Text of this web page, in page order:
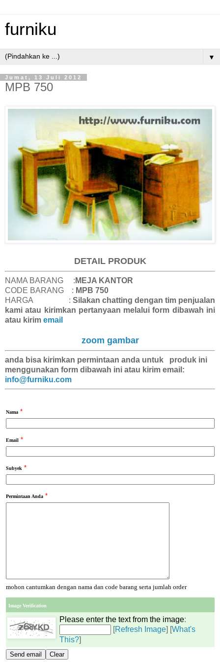
furniku
▼
Jumat, 13 Juli 2012
MPB 750
DETAIL PRODUK
NAMA BARANG : MEJA KANTOR
CODE BARANG : MPB 750
HARGA : Silakan chatting dengan tim penjualan
kami atau kirimkan pertanyaan melalui form dibawah ini
atau kirim email
zoom gambar
anda bisa kirimkan permintaan anda untuk produk ini
menggunakan form dibawah ini atau kirim email:
info@furniku.com
Nama *
Email *
Subyek *
Permintaan Anda *
mohon cantumkan dengan nama dan code barang serta jumlah order
Image Verification
Please enter the text from the image:
[Refresh Image] [What's
This?]